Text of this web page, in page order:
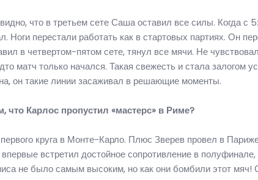
что в третьем сете Саша оставил все силы. Когда с
Ноги перестали работать как в стартовых партиях. Он
в четвертом-пятом сете, тянул все мячи. Не
матч только начался. Такая свежесть и стала залогом
он такие линии засаживал в решающие моменты.
что Карлос пропустил «мастерс» в Риме?
круга в Монте-Карло. Плюс Зверев провел в
встретил достойное сопротивление в
не было самым высоким, но как они бомбили этот